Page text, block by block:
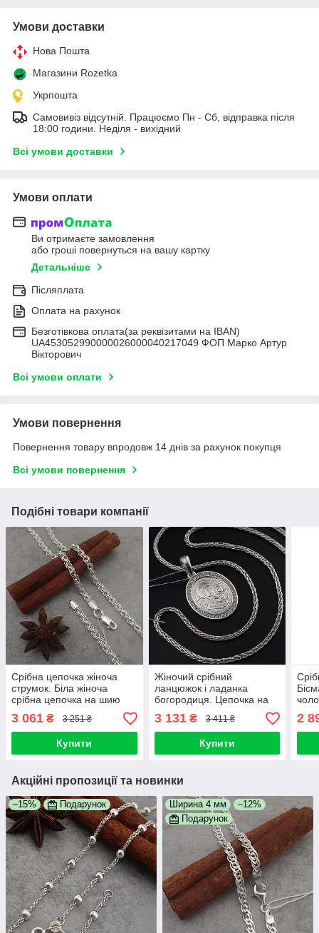
Умови доставки
Нова Пошта
Магазини Rozetka
Укрпошта
Самовивіз відсутній. Працюємо Пн - Сб, відправка після
18:00 години. Неділя - вихідний
Всі умови доставки
Умови оплати
Ви отримаєте замовлення
або гроші повернуться на вашу картку
Детальніше
Післяплата
Оплата на рахунок
Безготівкова оплата(за реквізитами на IBAN)
UA453052990000026000040217049 ФОП Марко Артур
Вікторович
Всі умови оплати
Умови повернення
Повернення товару впродовж 14 днів за рахунок покупця
Всі умови повернення
Подібні товари компанії
Срібна цепочка жіноча
струмок. Біла жіноча
срібна цепочка на шию
срібло 925. Довжина 50 см
3 061 ₴ 3 251 ₴
Купити
Жіночий срібний
ланцюжок і ладанка
богородиця. Цепочка на
іконкою 50 см
3 131₴ 3 411 ₴
Купити
2
Акційні пропозиції та новинки
–15% Подарунок Ширина 4 мм
–12%
Подарунок